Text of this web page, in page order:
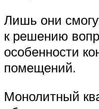
Лишь они
к решению
особенности
помещений.
Монолитный